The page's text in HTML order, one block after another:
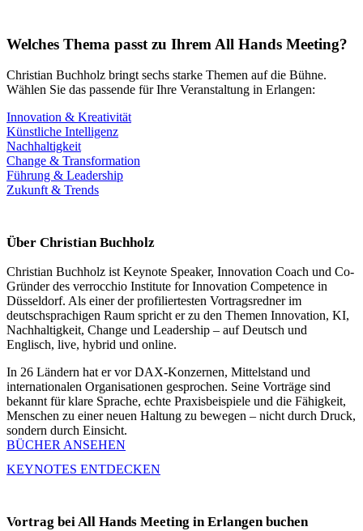
Welches Thema passt zu Ihrem All Hands Meeting?
Christian Buchholz bringt sechs starke Themen auf die Bühne.
Wählen Sie das passende für Ihre Veranstaltung in Erlangen:
Innovation & Kreativität
Künstliche Intelligenz
Nachhaltigkeit
Change & Transformation
Führung & Leadership
Zukunft & Trends
Über Christian Buchholz
Christian Buchholz ist Keynote Speaker, Innovation Coach und Co-
Gründer des verrocchio Institute for Innovation Competence in
Düsseldorf. Als einer der profiliertesten Vortragsredner im
deutschsprachigen Raum spricht er zu den Themen Innovation, KI,
Nachhaltigkeit, Change und Leadership – auf Deutsch und
Englisch, live, hybrid und online.
In 26 Ländern hat er vor DAX-Konzernen, Mittelstand und
internationalen Organisationen gesprochen. Seine Vorträge sind
bekannt für klare Sprache, echte Praxisbeispiele und die Fähigkeit,
Menschen zu einer neuen Haltung zu bewegen – nicht durch Druck,
sondern durch Einsicht.
BÜCHER ANSEHEN
KEYNOTES ENTDECKEN
Vortrag bei All Hands Meeting in Erlangen buchen